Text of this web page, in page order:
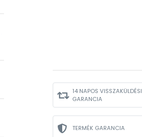
14 NAPOS VISSZAKÜLDÉSI
GARANCIA
TERMÉK GARANCIA